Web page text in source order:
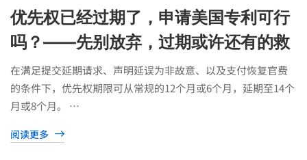
优先权已经过期了，申请美国专利可行
吗？——先别放弃，过期或许还有的救
在满足提交延期请求、声明延误为非故意、以及支付恢复官费
的条件下，优先权期限可从常规的12个月或6个月，延期至14个
月或8个月。 …
阅读更多